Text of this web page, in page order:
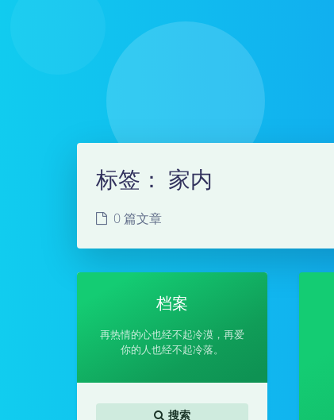
标签： 家内
0 篇文章
档案
再热情的心也经不起冷漠，再爱
你的人也经不起冷落。
搜索